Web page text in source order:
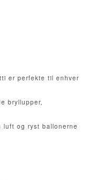
er perfekte til enhver
bryllupper,
luft og ryst ballonerne